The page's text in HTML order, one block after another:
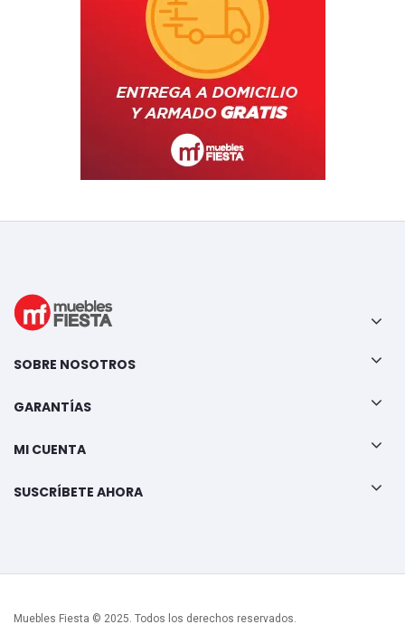
SOBRE NOSOTROS
GARANTÍAS
MI CUENTA
SUSCRÍBETE AHORA
Muebles Fiesta © 2025. Todos los derechos reservados.